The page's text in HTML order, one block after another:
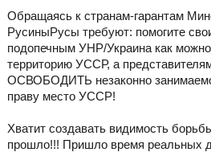
Обращаясь к странам-гарантам
РусиныРусы требуют: помогите
подопечным УНР/Украина как
территорию УССР, а
ОСВОБОДИТЬ незаконно
праву место УССР!
Хватит создавать видимость
прошло!!! Пришло время реальных